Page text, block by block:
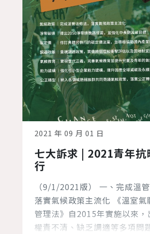
2021 年 09 月 01 日
七大訴求 | 2021青年抗
行
（9/1/2021版） 一、完成溫管
落實氣候政策主流化 《溫室氣
管理法》自2015年實施以來，
權責不清、缺乏調適等多項問